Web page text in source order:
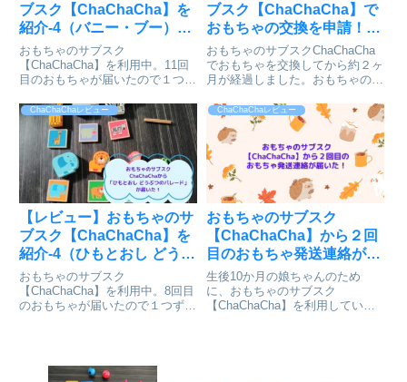
ブスク【ChaChaCha】を
紹介-4（バニー・ブー）
（2歳5ヶ月）
おもちゃのサブスク
【ChaChaCha】を利用中。11回
目のおもちゃが届いたので１つず
「バニー・ブー」です。
ブスク【ChaChaCha】で
おもちゃの交換を申請！
（3歳0ヶ月＆4ヶ月）
おもちゃのサブスクChaChaCha
でおもちゃを交換してから約２ヶ
月が経過しました。おもちゃの交
申請を行いました。交換申請の流
れを紹介します。
ChaChaChaレビュー
【レビュー】おもちゃのサ
ブスク【ChaChaCha】を
紹介-4（ひもとおし どうぶ
つのパレード）（1歳11ヶ
月）
おもちゃのサブスク
【ChaChaCha】を利用中。8回目
のおもちゃが届いたので１つずつ
ChaChaChaレビュー
おもちゃのサブスク
【ChaChaCha】から２回
目のおもちゃ発送連絡が届
いた！
生後10か月の娘ちゃんのため
に、おもちゃのサブスク
【ChaChaCha】を利用していま